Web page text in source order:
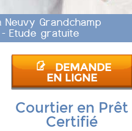
Neuvy Grandchamp
-Etude gratuite
DEMANDE
EN LIGNE
Courtier en Prêt
Certifié